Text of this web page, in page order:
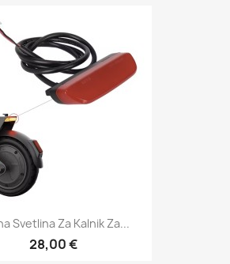
Svetlina Za Kalnik Za...
28,00 €